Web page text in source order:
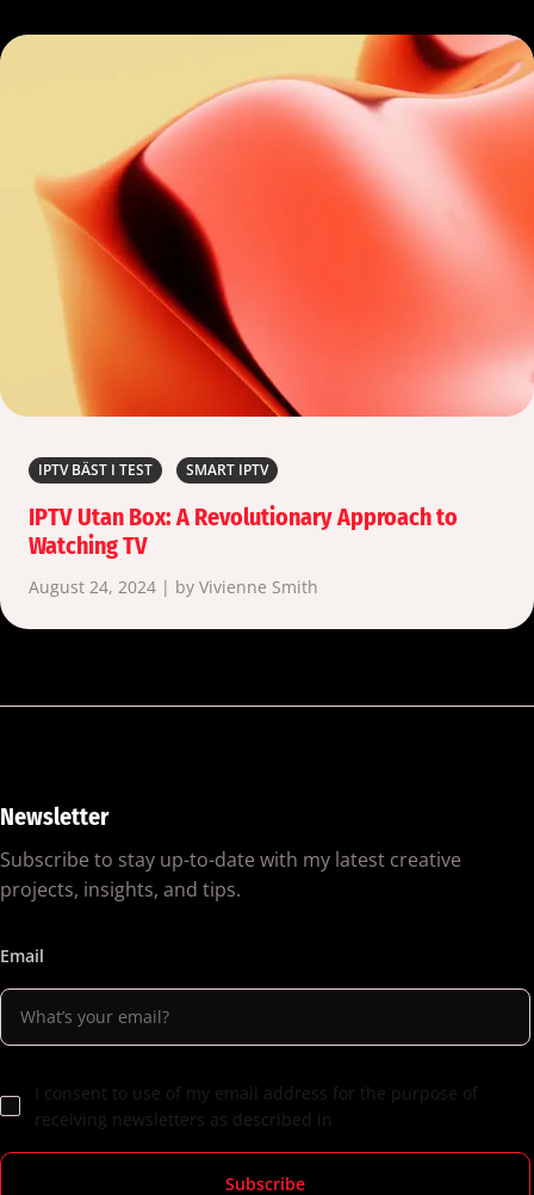
IPTV BÄST I TEST SMART IPTV
IPTV Utan Box: A Revolutionary Approach to
Watching TV
August 24, 2024 | by Vivienne Smith
Newsletter
Subscribe to stay up-to-date with my latest creative
projects, insights, and tips.
Email
I consent to use of my email address for the purpose of
receiving newsletters as described in